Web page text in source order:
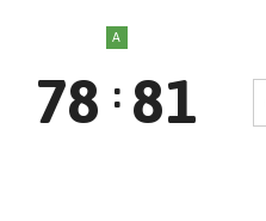
A
78 : 81